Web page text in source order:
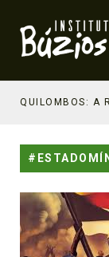
QUILOMBOS: A